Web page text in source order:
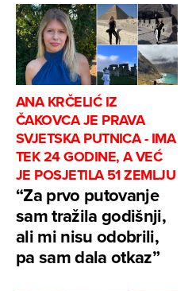
ANA KRČELIĆ IZ
ČAKOVCA JE PRAVA
SVJETSKA PUTNICA - IMA
TEK 24 GODINE, A VEĆ
JE POSJETILA 51 ZEMLJU
“Za prvo putovanje
sam tražila godišnji,
ali mi nisu odobrili,
pa sam dala otkaz”